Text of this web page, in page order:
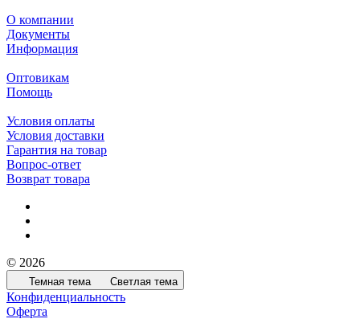
О компании
Документы
Информация
Оптовикам
Помощь
Условия оплаты
Условия доставки
Гарантия на товар
Вопрос-ответ
Возврат товара
© 2026
Темная тема Светлая тема
Конфиденциальность
Оферта